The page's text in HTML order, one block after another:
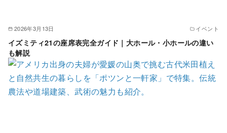
2026年3月13日 イベント
イズミティ21の座席表完全ガイド｜大ホール・小ホールの違い
も解説